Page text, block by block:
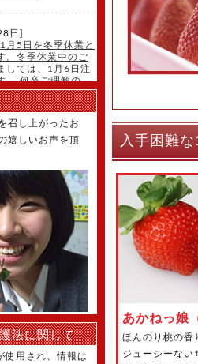
入手困難
あかねっ娘
ほんのり桃の香
ジューシーない
日]
月5日を冬季休業と
。冬季休業中のご
しては、1月6日注
。 何卒ご理解の
上げます。
日]
不審メールに関す
らせです。詳しい
クリックして下さ
日]
月5日を休業とさせ
業中に頂いたご注
は、1月6日からの
。 何卒ご理解の
上げます。
日]
25日を休業とさせ
卒ご理解の程、お
す。
召し上がったお
嬉しいお声を頂
法に関して
使用され、情報は